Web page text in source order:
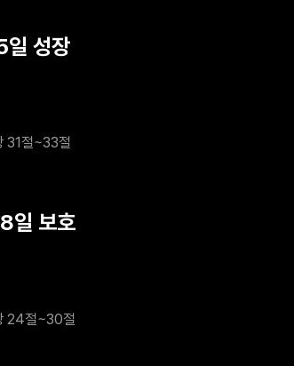
성장
31절~33절
보호
24절~30절